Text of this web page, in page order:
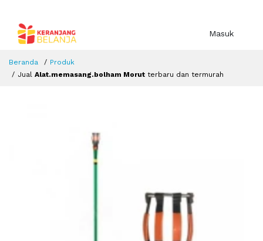
Masuk
Beranda
Produk
Jual Alat.memasang.bolham Morut terbaru dan termurah